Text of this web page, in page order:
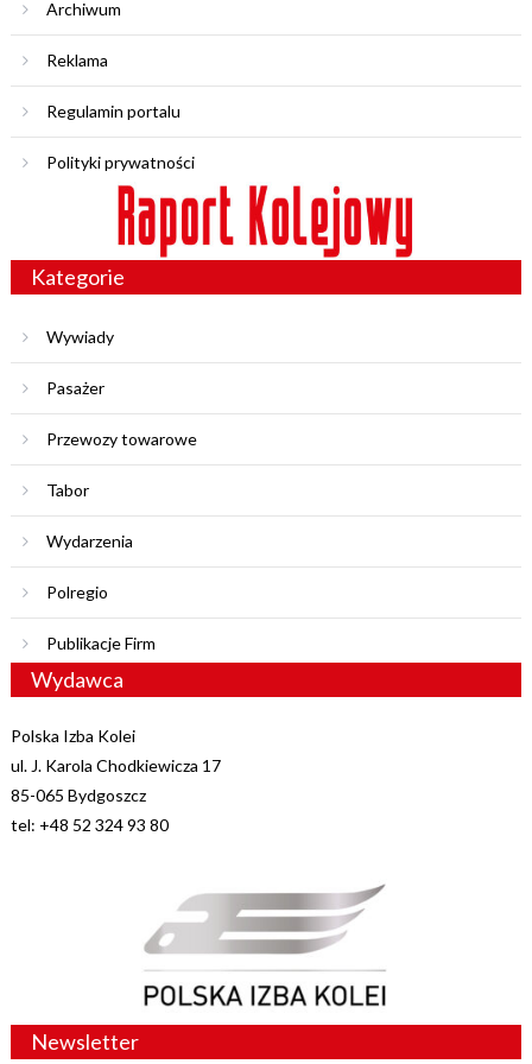
Archiwum
Reklama
Regulamin portalu
Polityki prywatności
Kategorie
Wywiady
Pasażer
Przewozy towarowe
Tabor
Wydarzenia
Polregio
Publikacje Firm
Wydawca
Polska Izba Kolei
ul. J. Karola Chodkiewicza 17
85-065 Bydgoszcz
tel: +48 52 324 93 80
Newsletter